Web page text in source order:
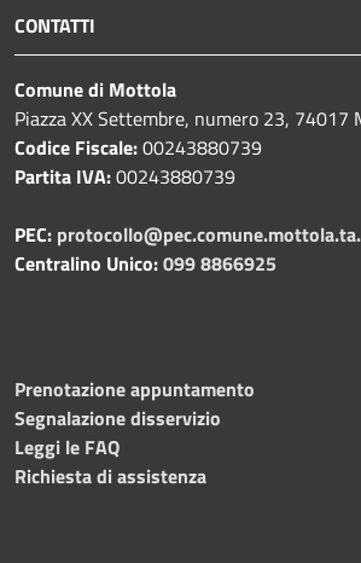
CONTATTI
Comune di Mottola
Piazza XX Settembre, numero 23, 74017
Codice Fiscale:00243880739
Partita IVA:00243880739
PEC:
Centralino Unico:099 8866925
Prenotazione appuntamento
Segnalazione disservizio
Leggi le FAQ
Richiesta di assistenza